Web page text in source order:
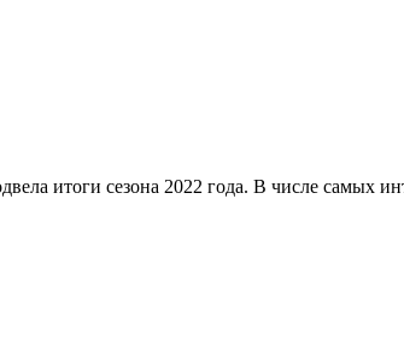
итоги сезона 2022 года. В числе самых